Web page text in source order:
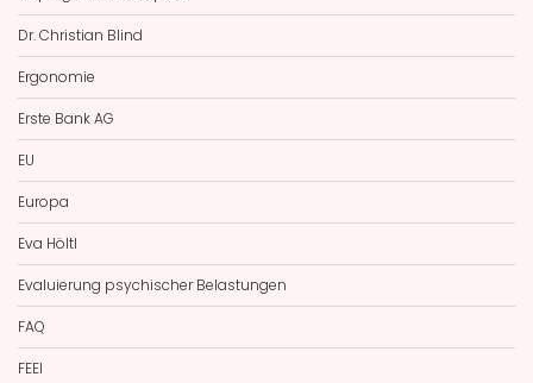
Dr. Christian Blind
Ergonomie
Erste Bank AG
EU
Europa
Eva Höltl
Evaluierung psychischer Belastungen
FAQ
FEEI